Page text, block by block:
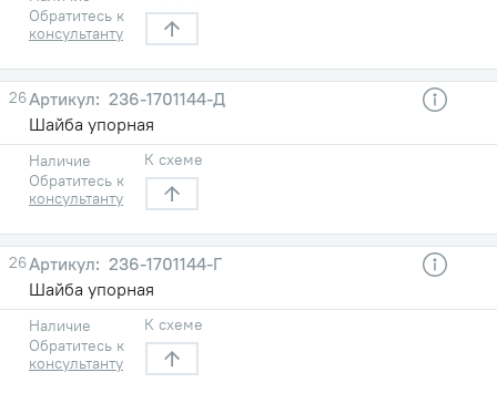
Обратитесь к
консультанту
26
236-1701144-Д
Шайба упорная
Наличие
Обратитесь к
консультанту
К схеме
26
236-1701144-Г
Шайба упорная
Наличие
Обратитесь к
консультанту
К схеме